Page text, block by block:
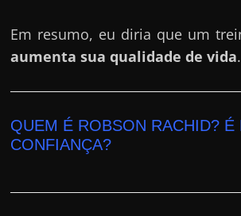
Em resumo, eu diria que um
aumenta sua qualidade de vida.
QUEM É ROBSON RACHID? É
CONFIANÇA?